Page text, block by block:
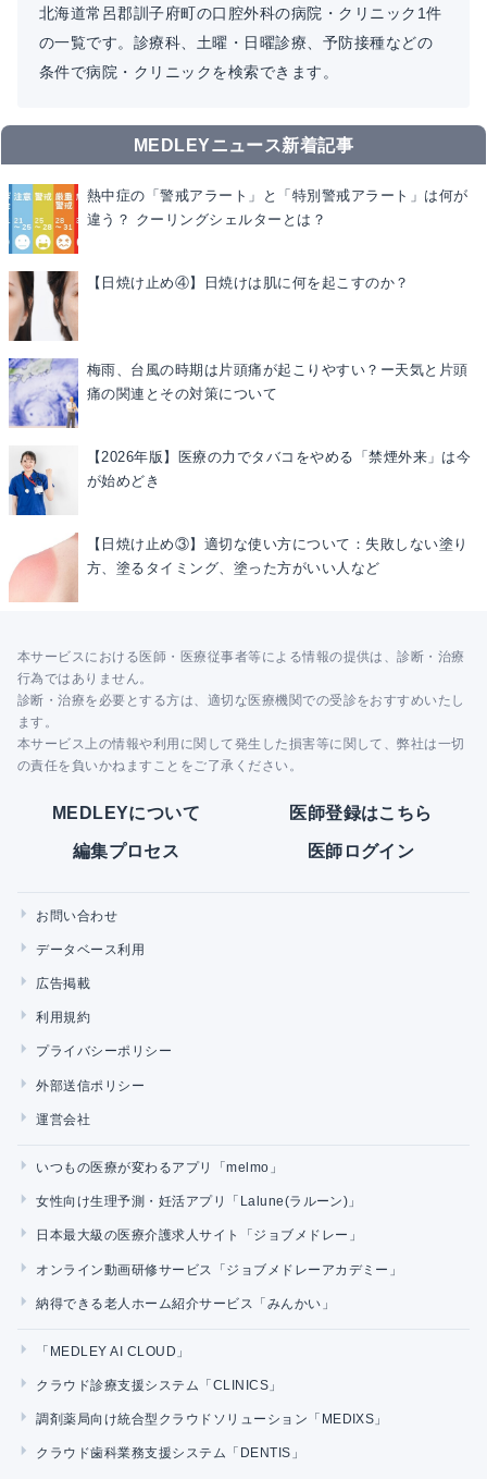
北海道常呂郡訓子府町の口腔外科の病院・クリニック1件
の一覧です。診療科、土曜・日曜診療、予防接種などの
条件で病院・クリニックを検索できます。
MEDLEYニュース新着記事
熱中症の「警戒アラート」と「特別警戒アラート」は何が
違う？ クーリングシェルターとは？
【日焼け止め④】日焼けは肌に何を起こすのか？
梅雨、台風の時期は片頭痛が起こりやすい？ー天気と片頭
痛の関連とその対策について
【2026年版】医療の力でタバコをやめる「禁煙外来」は今
が始めどき
【日焼け止め③】適切な使い方について：失敗しない塗り
方、塗るタイミング、塗った方がいい人など
本サービスにおける医師・医療従事者等による情報の提供は、診断・治療
行為ではありません。
診断・治療を必要とする方は、適切な医療機関での受診をおすすめいたし
ます。
本サービス上の情報や利用に関して発生した損害等に関して、弊社は一切
の責任を負いかねますことをご了承ください。
MEDLEYについて 医師登録はこちら
編集プロセス 医師ログイン
お問い合わせ
データベース利用
広告掲載
利用規約
プライバシーポリシー
外部送信ポリシー
運営会社
いつもの医療が変わるアプリ「melmo」
女性向け生理予測・妊活アプリ「Lalune(ラルーン)」
日本最大級の医療介護求人サイト「ジョブメドレー」
オンライン動画研修サービス「ジョブメドレーアカデミー」
納得できる老人ホーム紹介サービス「みんかい」
「MEDLEY AI CLOUD」
クラウド診療支援システム「CLINICS」
調剤薬局向け統合型クラウドソリューション「MEDIXS」
クラウド歯科業務支援システム「DENTIS」